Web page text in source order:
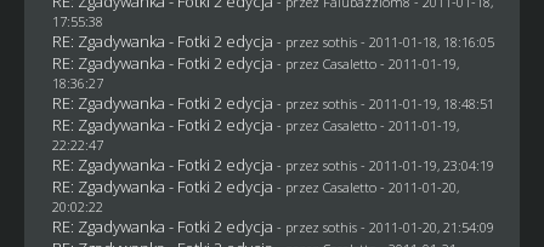
17:55:38
RE: Zgadywanka - Fotki 2 edycja - przez sothis- 2011-01-18, 18:16:05
RE: Zgadywanka - Fotki 2 edycja - przez Casaletto- 2011-01-19,
18:36:27
RE: Zgadywanka - Fotki 2 edycja - przez sothis- 2011-01-19, 18:48:51
RE: Zgadywanka - Fotki 2 edycja - przez Casaletto- 2011-01-19,
22:22:47
RE: Zgadywanka - Fotki 2 edycja - przez sothis- 2011-01-19, 23:04:19
RE: Zgadywanka - Fotki 2 edycja - przez Casaletto- 2011-01-20,
20:02:22
RE: Zgadywanka - Fotki 2 edycja - przez sothis- 2011-01-20, 21:54:09